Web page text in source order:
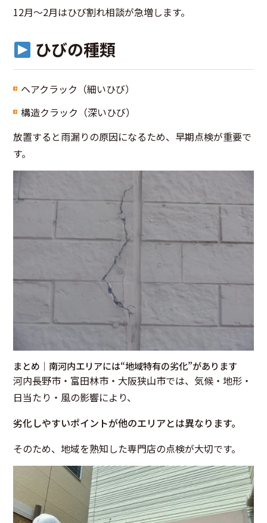
12月〜2月はひび割れ相談が急増します。
ひびの種類
ヘアクラック（細いひび）
構造クラック（深いひび）
放置すると雨漏りの原因になるため、早期点検が重要で
す。
まとめ｜南河内エリアには“地域特有の劣化”があります
河内長野市・富田林市・大阪狭山市では、気候・地形・
日当たり・風の影響により、
劣化しやすいポイントが他のエリアとは異なります。
そのため、地域を熟知した専門店の点検が大切です。